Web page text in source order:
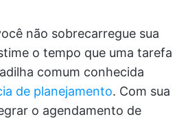
não sobrecarregue sua
o tempo que uma tarefa
comum conhecida
de planejamento. Com sua
o agendamento de